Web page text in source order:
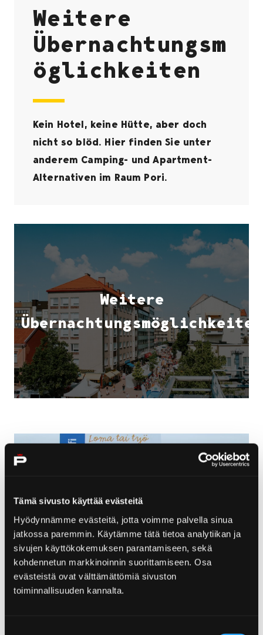
Tämä sivusto käyttää evästeitä
Hyödynnämme evästeitä, jotta voimme palvella sinua
jatkossa paremmin. Käytämme tätä tietoa analytiikan ja
sivujen käyttökokemuksen parantamiseen, sekä
kohdennetun markkinoinnin suorittamiseen. Osa
evästeistä ovat välttämättömiä sivuston
toiminnallisuuden kannalta.
Weitere
Übernachtungsm
öglichkeiten
Kein Hotel, keine Hütte, aber doch
nicht so blöd. Hier finden Sie unter
anderem Camping- und Apartment-
Alternativen im Raum Pori.
Weitere
Übernachtungsmöglichkeiten
Aamuhuoneistot in Yyteri